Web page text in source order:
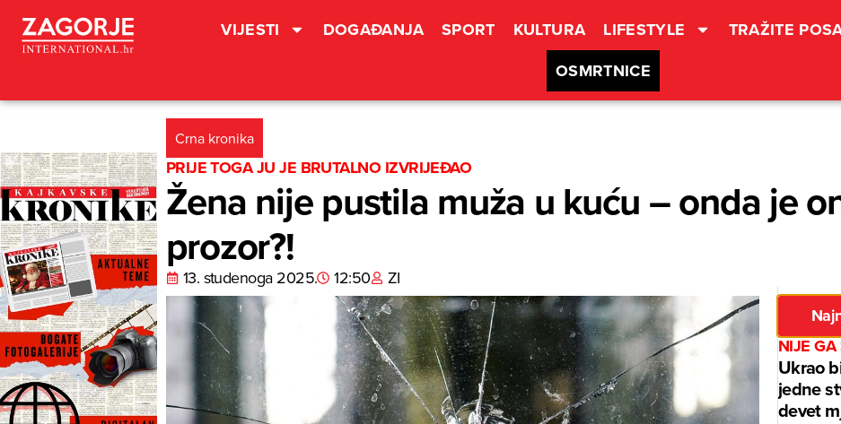
VIJESTI DOGAĐANJA SPORT KULTURA LIFESTYLE TRAŽITE
OSMRTNICE
Crna kronika
PRIJE TOGA JU JE BRUTALNO IZVRIJEĐAO
Žena nije pustila muža u kuću – onda je
prozor?!
13. studenoga 2025. 12:50 ZI
NIJE GA
Ukrao
jedne
devet